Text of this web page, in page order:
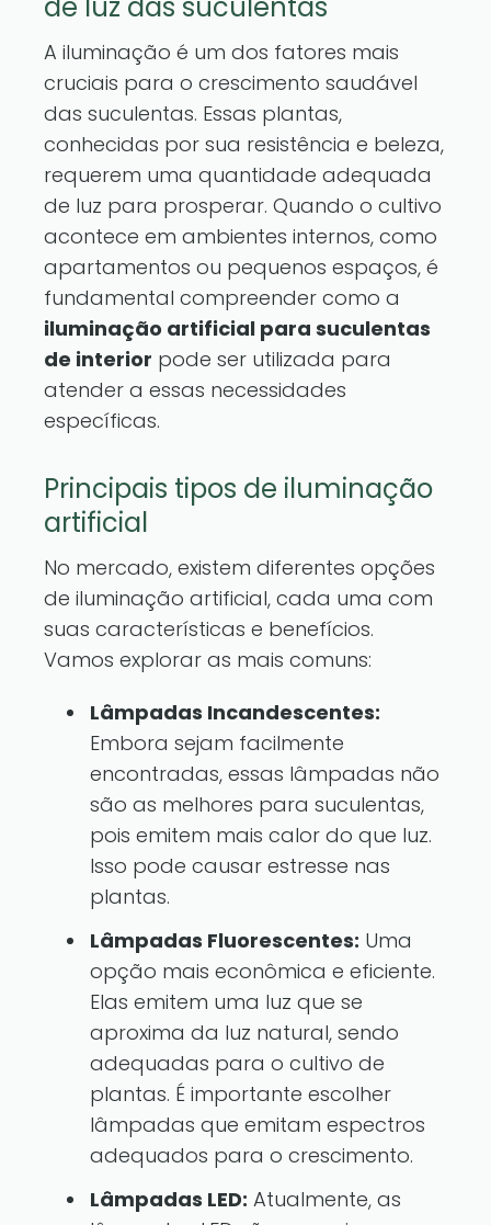
A iluminação é um dos fatores mais
cruciais para o crescimento saudável
das suculentas. Essas plantas,
conhecidas por sua resistência e beleza,
requerem uma quantidade adequada
de luz para prosperar. Quando o cultivo
acontece em ambientes internos, como
apartamentos ou pequenos espaços, é
fundamental compreender como a
iluminação artificial para suculentas
de interior pode ser utilizada para
atender a essas necessidades
específicas.
Principais tipos de iluminação
artificial
No mercado, existem diferentes opções
de iluminação artificial, cada uma com
suas características e benefícios.
Vamos explorar as mais comuns:
Lâmpadas Incandescentes:
Embora sejam facilmente
encontradas, essas lâmpadas não
são as melhores para suculentas,
pois emitem mais calor do que luz.
Isso pode causar estresse nas
plantas.
Lâmpadas Fluorescentes: Uma
opção mais econômica e eficiente.
Elas emitem uma luz que se
aproxima da luz natural, sendo
adequadas para o cultivo de
plantas. É importante escolher
lâmpadas que emitam espectros
adequados para o crescimento.
Lâmpadas LED: Atualmente, as